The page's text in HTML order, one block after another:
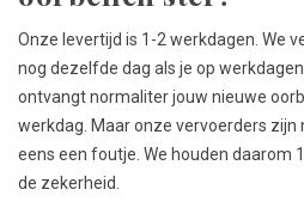
Onze levertijd is 1-2 werkdagen. We
nog dezelfde dag als je op
ontvangt normaliter jouw nieuwe
werkdag. Maar onze vervoerders zijn
eens een foutje. We houden daarom 1
de zekerheid.